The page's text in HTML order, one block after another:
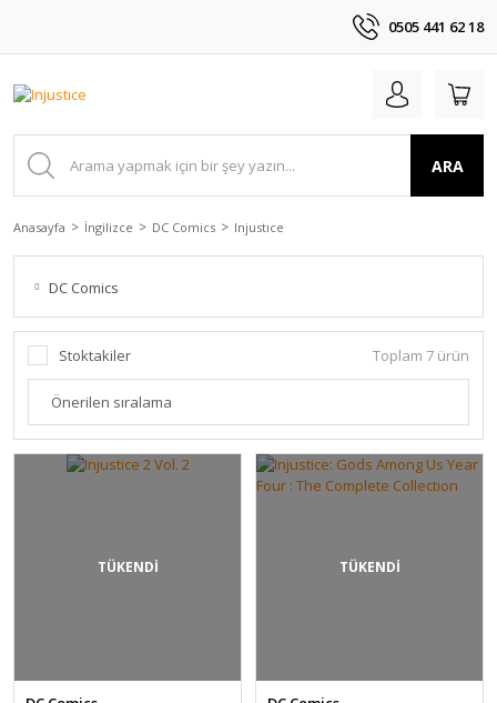
0505 441 62 18
ARA
Anasayfa İngilizce DC Comics Injustıce
DC Comics
Stoktakiler Toplam 7 ürün
TÜKENDİ TÜKENDİ